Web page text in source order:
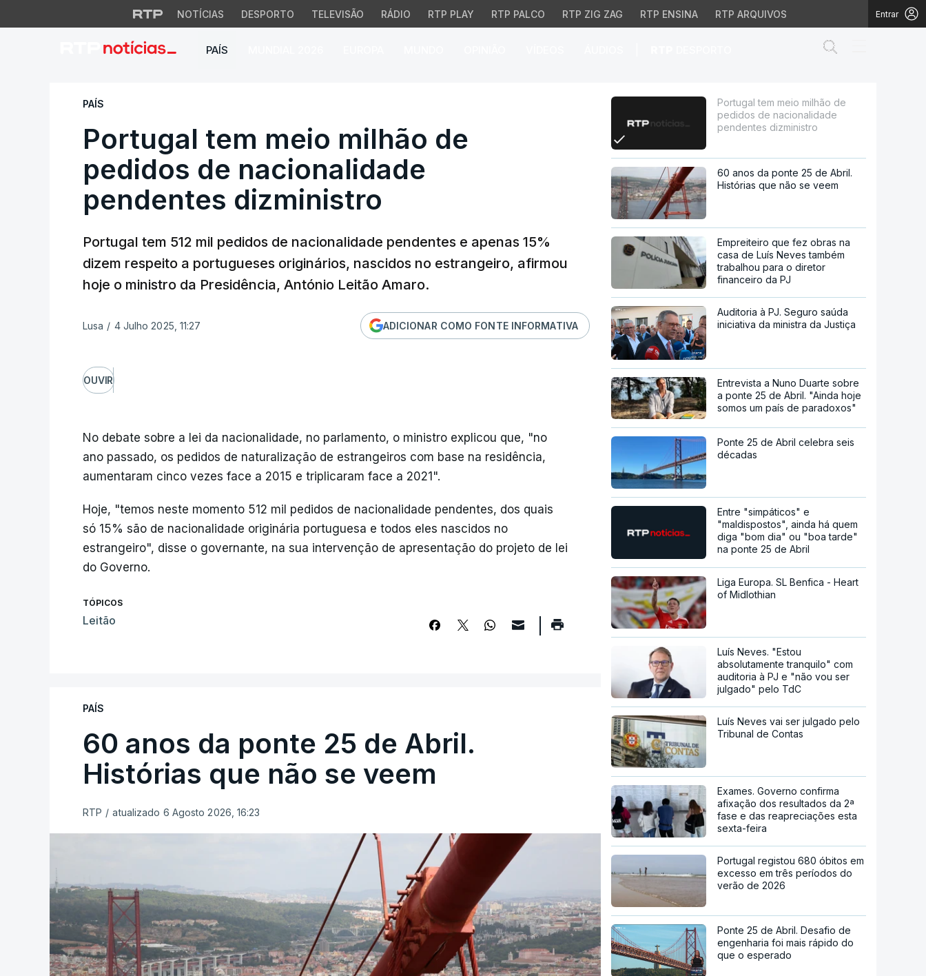
NOTÍCIAS DESPORTO TELEVISÃO RÁDIO RTP PLAY RTP PALCO RTP ZIG ZAG RTP ENSINA RTP ARQUIVOS Entrar
PAÍS
Portugal tem meio milhão de pedidos de nacionalidade
PAÍS
Portugal tem meio milhão de
pedidos de nacionalidade
pendentes dizministro
Portugal tem 512 mil pedidos de nacionalidade pendentes e apenas 15%
dizem respeito a portugueses originários, nascidos no estrangeiro, afirmou
hoje o ministro da Presidência, António Leitão Amaro.
Lusa / 4 Julho 2025, 11:27 ADICIONAR COMO FONTE INFORMATIVA
OUVIR
No debate sobre a lei da nacionalidade, no parlamento, o ministro explicou que, "no
ano passado, os pedidos de naturalização de estrangeiros com base na residência,
aumentaram cinco vezes face a 2015 e triplicaram face a 2021".
Hoje, "temos neste momento 512 mil pedidos de nacionalidade pendentes, dos quais
só 15% são de nacionalidade originária portuguesa e todos eles nascidos no
estrangeiro", disse o governante, na sua intervenção de apresentação do projeto de lei
do Governo.
TÓPICOS
Leitão
PAÍS
60 anos da ponte 25 de Abril.
Histórias que não se veem
RTP / atualizado 6 Agosto 2026, 16:23
Portugal tem meio milhão de
pedidos de nacionalidade
pendentes dizministro
60 anos da ponte 25 de Abril.
Histórias que não se veem
Empreiteiro que fez obras na
casa de Luís Neves também
trabalhou para o diretor
financeiro da PJ
Auditoria à PJ. Seguro saúda
iniciativa da ministra da Justiça
Entrevista a Nuno Duarte sobre
a ponte 25 de Abril. "Ainda hoje
somos um país de paradoxos"
Ponte 25 de Abril celebra seis
décadas
Entre "simpáticos" e
"maldispostos", ainda há quem
diga "bom dia" ou "boa tarde"
na ponte 25 de Abril
Liga Europa. SL Benfica - Heart
of Midlothian
Luís Neves. "Estou
absolutamente tranquilo" com
auditoria à PJ e "não vou ser
julgado" pelo TdC
Luís Neves vai ser julgado pelo
Tribunal de Contas
Exames. Governo confirma
afixação dos resultados da 2ª
fase e das reapreciações esta
sexta-feira
Portugal registou 680 óbitos em
excesso em três períodos do
verão de 2026
Ponte 25 de Abril. Desafio de
engenharia foi mais rápido do
que o esperado